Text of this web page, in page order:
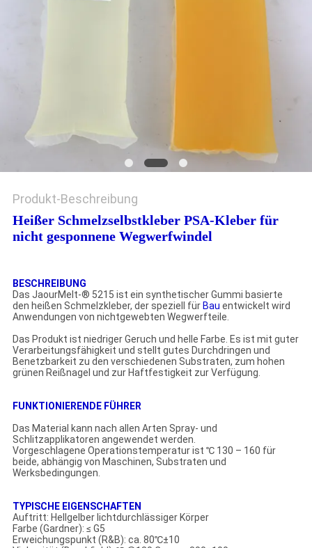
Produkt-Beschreibung
Heißer Schmelzselbstkleber PSA-Kleber für
nicht gesponnene Wegwerfwindel
BESCHREIBUNG
Das JaourMelt-® 5215 ist ein synthetischer Gummi basierte
den heißen Schmelzkleber, der speziell für Bau entwickelt wird
Anwendungen von nichtgewebten Wegwerfteile.
Das Produkt ist niedriger Geruch und helle Farbe. Es ist mit guter
Verarbeitungsfähigkeit und stellt gutes Durchdringen und
Benetzbarkeit zu den verschiedenen Substraten, zum hohen
grünen Reißnagel und zur Haftfestigkeit zur Verfügung.
FUNKTIONIERENDE FÜHRER
Das Material kann nach allen Arten Spray- und
Schlitzapplikatoren angewendet werden.
Vorgeschlagene Operationstemperatur ist ℃ 130 – 160 für
beide, abhängig von Maschinen, Substraten und
Werksbedingungen.
TYPISCHE EIGENSCHAFTEN
Auftritt: Hellgelber lichtdurchlässiger Körper
Farbe (Gardner): ≤ G5
Erweichungspunkt (R&B): ca. 80℃±10